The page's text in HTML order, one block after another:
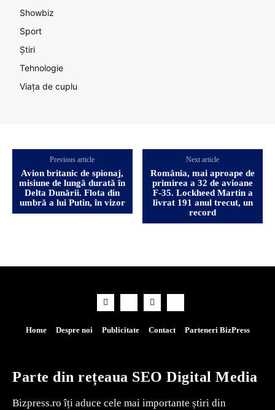
Showbiz
Sport
Știri
Tehnologie
Viața de cuplu
Previous article
Avion britanic de spionaj,
misiune de lungă durată în
Delta Dunării. Flota din
umbră a lui Putin, în vizor
Next article
România, mai aproape de
primirea a 32 de avioane
F-35. Lockheed Martin a
livrat 191 anul trecut, un
record
Home Despre noi Publicitate Contact Parteneri BizPress
Parte din rețeaua SEO Digital Media
Bizpress.ro îți aduce cele mai importante știri din